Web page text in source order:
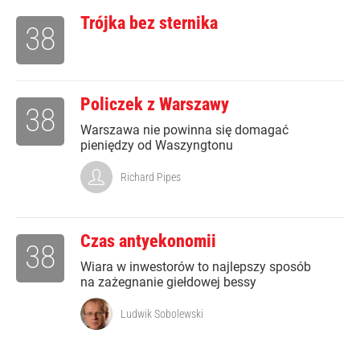
Trójka bez sternika
38
Policzek z Warszawy
Warszawa nie powinna się domagać
pieniędzy od Waszyngtonu
38
Richard Pipes
Czas antyekonomii
Wiara w inwestorów to najlepszy sposób
na zażegnanie giełdowej bessy
38
Ludwik Sobolewski